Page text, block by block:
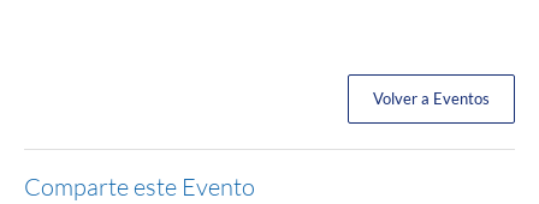
Volver a Eventos
Comparte este Evento